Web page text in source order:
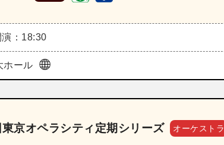
演：18:30
ホール
京オペラシティ定期シリーズ オーケストラ